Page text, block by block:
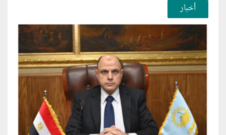
أخبار